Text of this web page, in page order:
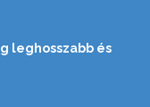
leghosszabb és